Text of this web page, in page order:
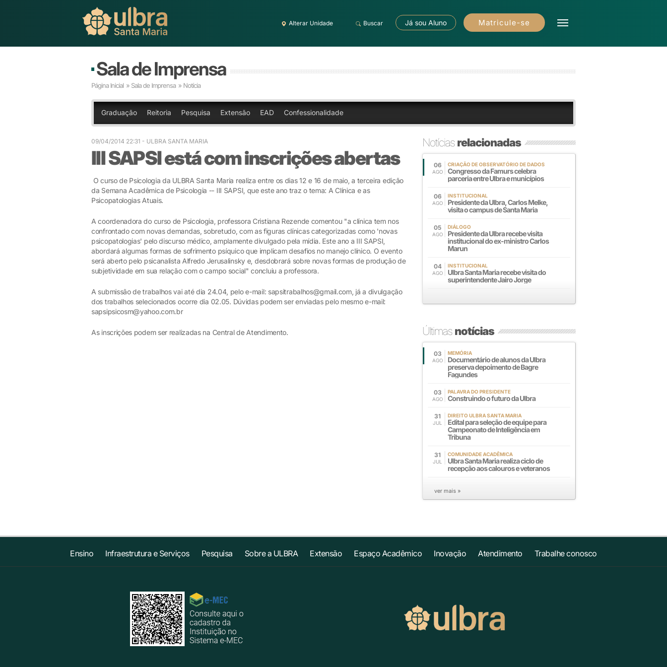
Alterar Unidade Buscar Já sou Aluno Matricule-se
Sala de Imprensa
Página Inicial » Sala de Imprensa » Notícia
Graduação Reitoria Pesquisa Extensão EAD Confessionalidade
09/04/2014 22:31 - ULBRA SANTA MARIA
III SAPSI está com inscrições abertas
O curso de Psicologia da ULBRA Santa Maria realiza entre os dias 12 e 16 de maio, a terceira edição
da Semana Acadêmica de Psicologia -- III SAPSI, que este ano traz o tema: A Clínica e as
Psicopatologias Atuais.
A coordenadora do curso de Psicologia, professora Cristiana Rezende comentou "a clínica tem nos
confrontado com novas demandas, sobretudo, com as figuras clínicas categorizadas como 'novas
psicopatologias' pelo discurso médico, amplamente divulgado pela mídia. Este ano a III SAPSI,
abordará algumas formas de sofrimento psíquico que implicam desafios no manejo clínico. O evento
será aberto pelo psicanalista Alfredo Jerusalinsky e, desdobrará sobre novas formas de produção de
subjetividade em sua relação com o campo social" concluiu a professora.
A submissão de trabalhos vai até dia 24.04, pelo e-mail: sapsitrabalhos@gmail.com, já a divulgação
dos trabalhos selecionados ocorre dia 02.05. Dúvidas podem ser enviadas pelo mesmo e-mail:
sapsipsicosm@yahoo.com.br
As inscrições podem ser realizadas na Central de Atendimento.
Notíciasrelacionadas
06
AGO
CRIAÇÃO DE OBSERVATÓRIO DE DADOS
Congresso da Famurs celebra
parceria entre Ulbra e municípios
06
AGO
INSTITUCIONAL
Presidente da Ulbra, Carlos Melke,
visita o campus de Santa Maria
05
AGO
DIÁLOGO
Presidente da Ulbra recebe visita
institucional do ex-ministro Carlos
Marun
04
AGO
INSTITUCIONAL
Ulbra Santa Maria recebe visita do
superintendente Jairo Jorge
Últimasnotícias
03
AGO
MEMÓRIA
Documentário de alunos da Ulbra
preserva depoimento de Bagre
Fagundes
03
AGO
PALAVRA DO PRESIDENTE
Construindo o futuro da Ulbra
31
JUL
DIREITO ULBRA SANTA MARIA
Edital para seleção de equipe para
Campeonato de Inteligência em
Tribuna
31
JUL
COMUNIDADE ACADÊMICA
Ulbra Santa Maria realiza ciclo de
recepção aos calouros e veteranos
ver mais »
Ensino Infraestrutura e Serviços Pesquisa Sobre a ULBRA Extensão Espaço Acadêmico Inovação Atendimento Trabalhe conosco